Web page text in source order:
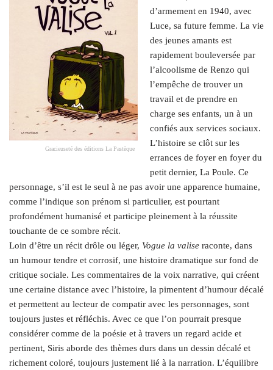
Gracieuseté des éditions La Pastèque
d’armement en 1940, avec
Luce, sa future femme. La vie
des jeunes amants est
rapidement bouleversée par
l’alcoolisme de Renzo qui
l’empêche de trouver un
travail et de prendre en
charge ses enfants, un à un
confiés aux services sociaux.
L’histoire se clôt sur les
errances de foyer en foyer du
petit dernier, La Poule. Ce
personnage, s’il est le seul à ne pas avoir une apparence humaine,
comme l’indique son prénom si particulier, est pourtant
profondément humanisé et participe pleinement à la réussite
touchante de ce sombre récit.
Loin d’être un récit drôle ou léger, Vogue la valise raconte, dans
un humour tendre et corrosif, une histoire dramatique sur fond de
critique sociale. Les commentaires de la voix narrative, qui créent
une certaine distance avec l’histoire, la pimentent d’humour décalé
et permettent au lecteur de compatir avec les personnages, sont
toujours justes et réfléchis. Avec ce que l’on pourrait presque
considérer comme de la poésie et à travers un regard acide et
pertinent, Siris aborde des thèmes durs dans un dessin décalé et
richement coloré, toujours justement lié à la narration. L’équilibre